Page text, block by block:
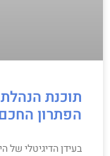
תוכנת
הפתרון
בעידן הדיגיטלי